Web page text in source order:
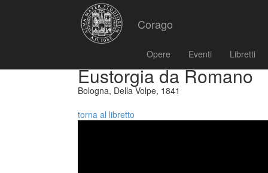
Corago
Opere Eventi Libretti
Eustorgia da Romano
Bologna, Della Volpe, 1841
torna al libretto